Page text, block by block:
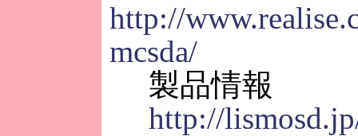
http://
mcsda/
製品情報
http://